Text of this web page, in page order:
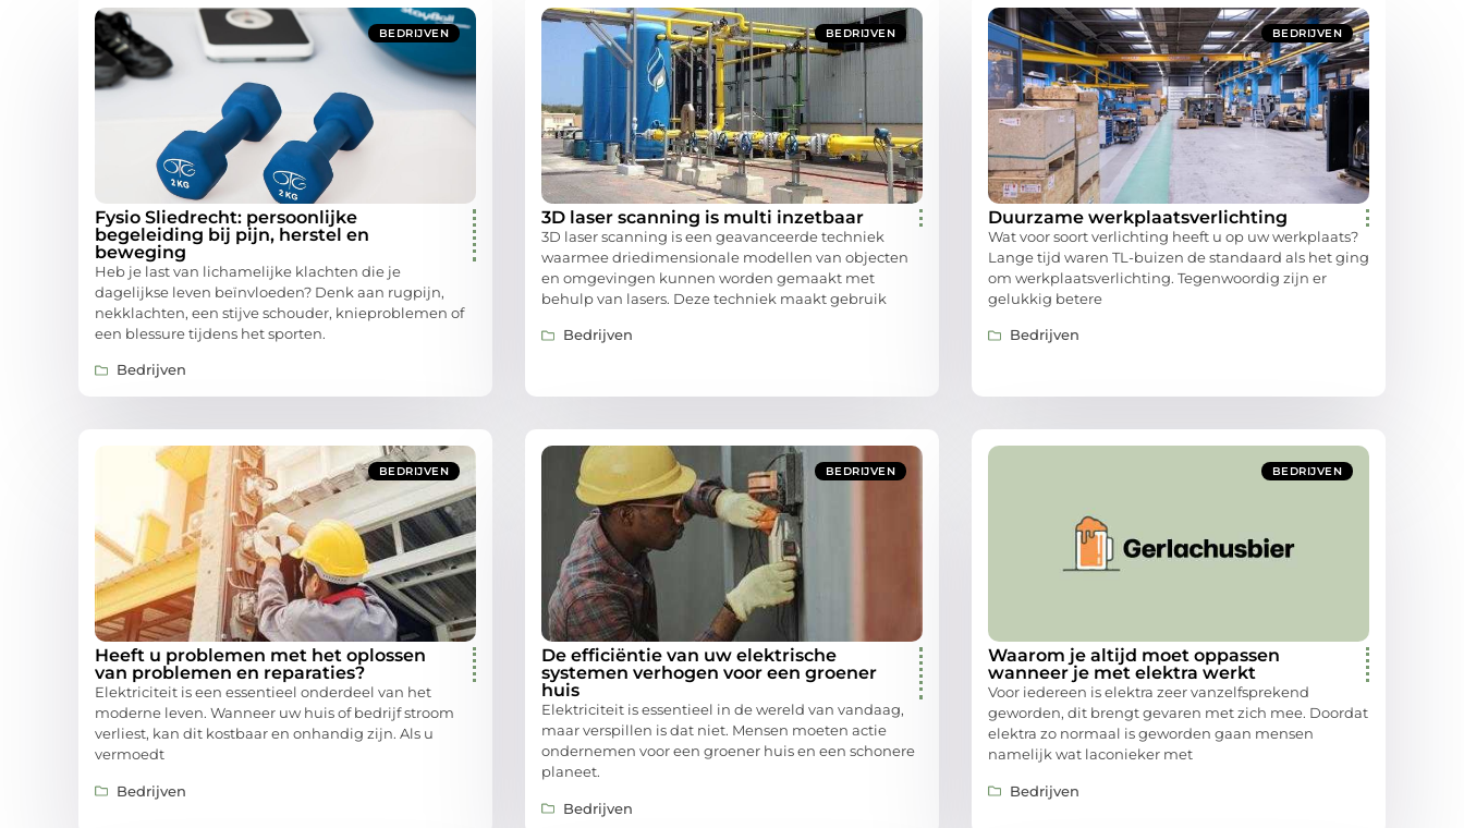
BEDRIJVEN
Fysio Sliedrecht: persoonlijke
begeleiding bij pijn, herstel en
beweging
Heb je last van lichamelijke klachten die je
dagelijkse leven beïnvloeden? Denk aan rugpijn,
nekklachten, een stijve schouder, knieproblemen of
een blessure tijdens het sporten.
Bedrijven
BEDRIJVEN
3D laser scanning is multi inzetbaar
3D laser scanning is een geavanceerde techniek
waarmee driedimensionale modellen van objecten
en omgevingen kunnen worden gemaakt met
behulp van lasers. Deze techniek maakt gebruik
Bedrijven
BEDRIJVEN
Duurzame werkplaatsverlichting
Wat voor soort verlichting heeft u op uw werkplaats?
Lange tijd waren TL-buizen de standaard als het ging
om werkplaatsverlichting. Tegenwoordig zijn er
gelukkig betere
Bedrijven
BEDRIJVEN
Heeft u problemen met het oplossen
van problemen en reparaties?
Elektriciteit is een essentieel onderdeel van het
moderne leven. Wanneer uw huis of bedrijf stroom
verliest, kan dit kostbaar en onhandig zijn. Als u
vermoedt
Bedrijven
BEDRIJVEN
De efficiëntie van uw elektrische
systemen verhogen voor een groener
huis
Elektriciteit is essentieel in de wereld van vandaag,
maar verspillen is dat niet. Mensen moeten actie
ondernemen voor een groener huis en een schonere
planeet.
Bedrijven
BEDRIJVEN
Waarom je altijd moet oppassen
wanneer je met elektra werkt
Voor iedereen is elektra zeer vanzelfsprekend
geworden, dit brengt gevaren met zich mee. Doordat
elektra zo normaal is geworden gaan mensen
namelijk wat laconieker met
Bedrijven